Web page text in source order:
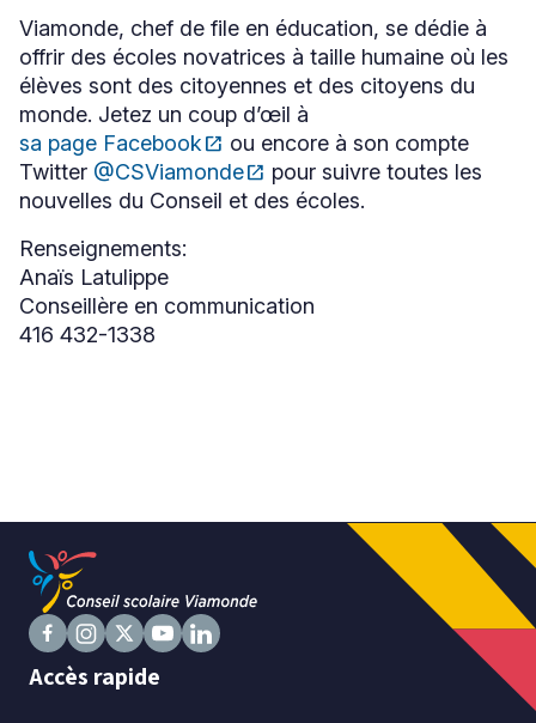
Viamonde, chef de file en éducation, se dédie à
offrir des écoles novatrices à taille humaine où les
élèves sont des citoyennes et des citoyens du
monde. Jetez un coup d’œil à
sa page Facebookopen_in_new
Ce
lien
s'ouvrira
dans
une
nouvelle
fenêtre
ou encore à son compte
Twitter @CSViamondeopen_in_new
Ce
lien
dans
une
nouvelle
fenêtre
pour suivre toutes les
nouvelles du Conseil et des écoles.
Renseignements:
Anaïs Latulippe
Conseillère en communication
416 432-1338
SuivezSuivezSuivez
nous
Suivez
Accès rapide